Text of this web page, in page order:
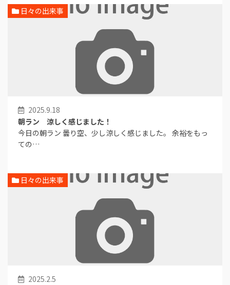
2025.9.18
朝ラン 涼しく感じました！
今日の朝ラン 曇り空、少し涼しく感じました。 余裕をもっ
ての…
日々の出来事
2025.2.5
日々の出来事